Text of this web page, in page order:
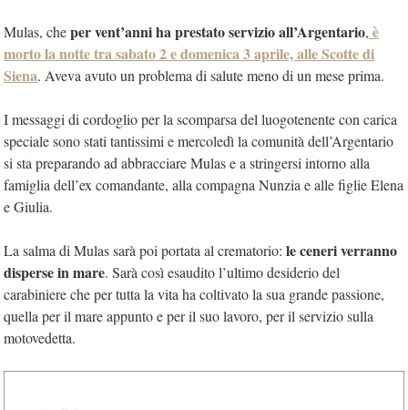
Mulas, cheper vent’anni ha prestato servizio all’Argentario, è
morto la notte tra sabato 2 e domenica 3 aprile, alle Scotte di
Siena. Aveva avuto un problema di salute meno di un mese prima.
I messaggi di cordoglio per la scomparsa del luogotenente con carica
speciale sono stati tantissimi e mercoledì la comunità dell’Argentario
si sta preparando ad abbracciare Mulas e a stringersi intorno alla
famiglia dell’ex comandante, alla compagna Nunzia e alle figlie Elena
e Giulia.
La salma di Mulas sarà poi portata al crematorio: le ceneri verranno
disperse in mare. Sarà così esaudito l’ultimo desiderio del
carabiniere che per tutta la vita ha coltivato la sua grande passione,
quella per il mare appunto e per il suo lavoro, per il servizio sulla
motovedetta.